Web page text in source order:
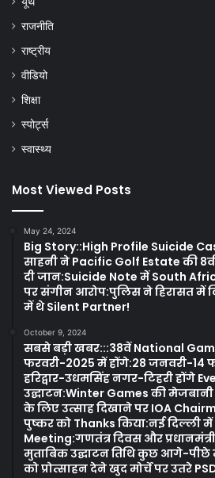
राजनीति
राष्ट्रीय
वीडियो
शिक्षा
स्पोर्ट्स
स्वास्थ्य
Most Viewed Posts
May 24, 2024
Big Story::High Profile Suicide
साहनी ने Pacific Golf Estate की
दी जान:Suicide Note में South
पर संगीन आरोप:पुलिस ने हिरासत में
में थे Silent Partner!
October 9, 2024
सबसे बड़ी खबर:::38वें National
फरवरी-2025 में होंगे:28 जनवरी-14
हरिद्वार-उधमसिंह नगर-टिहरी होंगे
उद्घाटन:Winter Games की
के लिए उत्साह दिखाने पर IOA
पुष्कर को Thanks किया:नई दिल्ली में
Meeting:गणतंत्र दिवस और
मुताबिक उद्घाटन तिथि कुछ आगे-
को प्रोत्साहन देने खुद मोर्चे पर उतरे